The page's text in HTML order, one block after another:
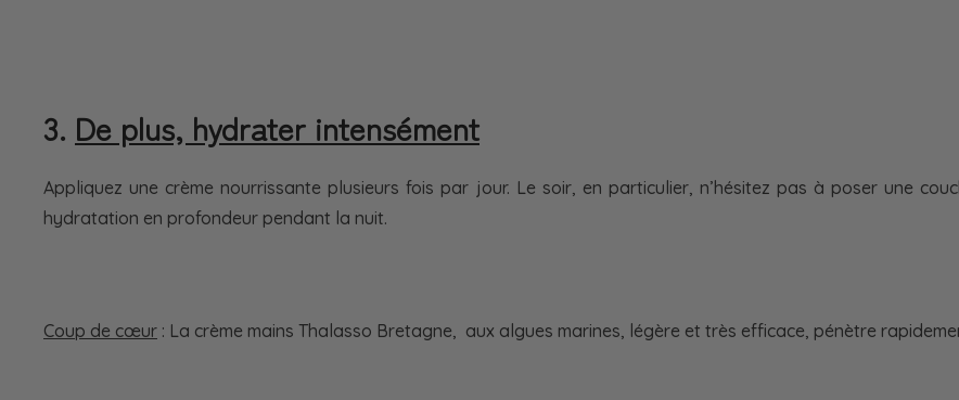
3. De plus, hydrater intensément
Appliquez une crème nourrissante plusieurs fois par jour. Le soir, en particulier, n’hésitez pas à poser une
hydratation en profondeur pendant la nuit.
Coup de cœur : La crème mains Thalasso Bretagne, aux algues marines, légère et très efficace, pénètre